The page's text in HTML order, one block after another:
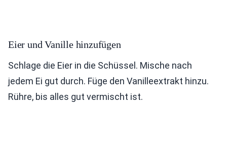
Eier und Vanille hinzufügen
Schlage die Eier in die Schüssel. Mische nach
jedem Ei gut durch. Füge den Vanilleextrakt hinzu.
Rühre, bis alles gut vermischt ist.